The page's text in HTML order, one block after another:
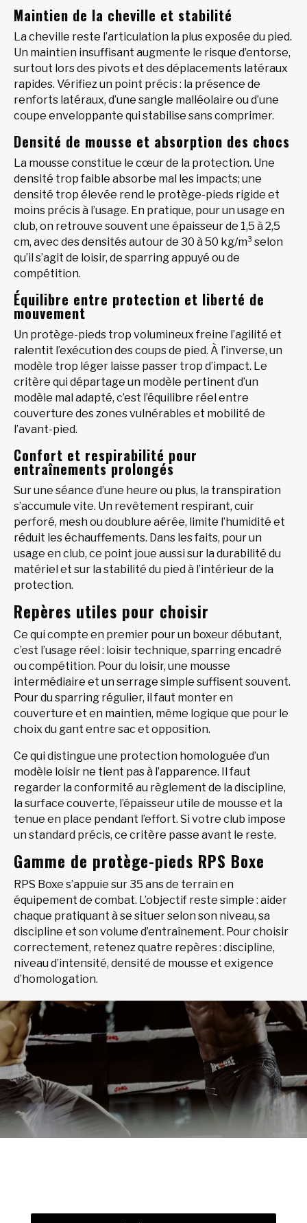
Maintien de la cheville et stabilité
La cheville reste l’articulation la plus exposée du pied.
Un maintien insuffisant augmente le risque d’entorse,
surtout lors des pivots et des déplacements latéraux
rapides. Vérifiez un point précis : la présence de
renforts latéraux, d’une sangle malléolaire ou d’une
coupe enveloppante qui stabilise sans comprimer.
Densité de mousse et absorption des chocs
La mousse constitue le cœur de la protection. Une
densité trop faible absorbe mal les impacts; une
densité trop élevée rend le protège-pieds rigide et
moins précis à l’usage. En pratique, pour un usage en
club, on retrouve souvent une épaisseur de 1,5 à 2,5
cm, avec des densités autour de 30 à 50 kg/m³ selon
qu’il s’agit de loisir, de sparring appuyé ou de
compétition.
Équilibre entre protection et liberté de
mouvement
Un protège-pieds trop volumineux freine l’agilité et
ralentit l’exécution des coups de pied. À l’inverse, un
modèle trop léger laisse passer trop d’impact. Le
critère qui départage un modèle pertinent d’un
modèle mal adapté, c’est l’équilibre réel entre
couverture des zones vulnérables et mobilité de
l’avant-pied.
Confort et respirabilité pour
entraînements prolongés
Sur une séance d’une heure ou plus, la transpiration
s’accumule vite. Un revêtement respirant, cuir
perforé, mesh ou doublure aérée, limite l’humidité et
réduit les échauffements. Dans les faits, pour un
usage en club, ce point joue aussi sur la durabilité du
matériel et sur la stabilité du pied à l’intérieur de la
protection.
Repères utiles pour choisir
Ce qui compte en premier pour un boxeur débutant,
c’est l’usage réel : loisir technique, sparring encadré
ou compétition. Pour du loisir, une mousse
intermédiaire et un serrage simple suffisent souvent.
Pour du sparring régulier, il faut monter en
couverture et en maintien, même logique que pour le
choix du gant entre sac et opposition.
Ce qui distingue une protection homologuée d’un
modèle loisir ne tient pas à l’apparence. Il faut
regarder la conformité au règlement de la discipline,
la surface couverte, l’épaisseur utile de mousse et la
tenue en place pendant l’effort. Si votre club impose
un standard précis, ce critère passe avant le reste.
Gamme de protège-pieds RPS Boxe
RPS Boxe s’appuie sur 35 ans de terrain en
équipement de combat. L’objectif reste simple : aider
chaque pratiquant à se situer selon son niveau, sa
discipline et son volume d’entraînement. Pour choisir
correctement, retenez quatre repères : discipline,
niveau d’intensité, densité de mousse et exigence
d’homologation.